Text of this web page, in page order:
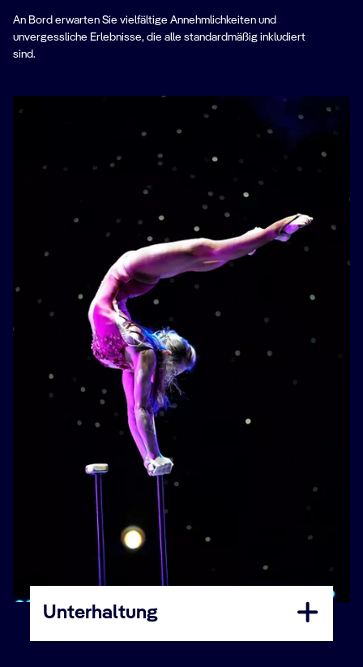
An Bord erwarten Sie vielfältige Annehmlichkeiten und
unvergessliche Erlebnisse, die alle standardmäßig inkludiert
sind.
Unterhaltung